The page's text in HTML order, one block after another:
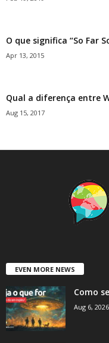
O que significa “So Far
Apr 13, 2015
Qual a diferença entre
Aug 15, 2017
EVEN MORE NEWS
Como
Aug 6, 2026